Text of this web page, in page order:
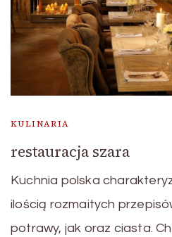
KULINARIA
restauracja szara
Kuchnia polska
ilością rozmaitych
potrawy, jak oraz ciasta.